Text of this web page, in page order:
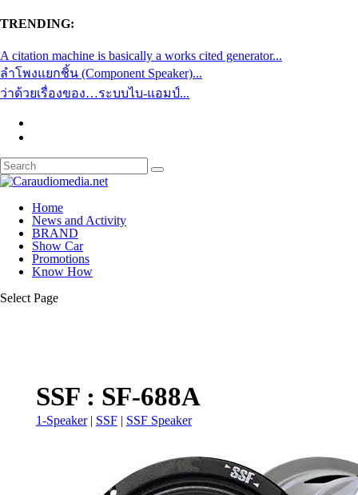
TRENDING:
A citation machine is basically a works cited generator...
ลำโพงแยกชิ้น (Component Speaker)...
ว่าด้วยเรื่องของ…ระบบไบ-แอมป์...
Home
News and Activity
BRAND
Show Car
Promotions
Know How
Select Page
SSF : SF-688A
1-Speaker| SSF| SSF Speaker